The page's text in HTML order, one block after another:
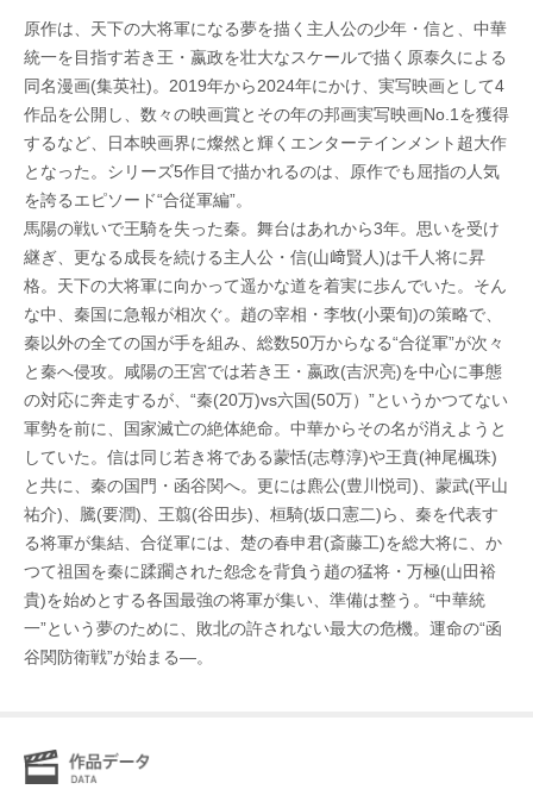
原作は、天下の大将軍になる夢を描く主人公の少年・信と、中華
統一を目指す若き王・嬴政を壮大なスケールで描く原泰久による
同名漫画(集英社)。2019年から2024年にかけ、実写映画として4
作品を公開し、数々の映画賞とその年の邦画実写映画No.1を獲得
するなど、日本映画界に燦然と輝くエンターテインメント超大作
となった。シリーズ5作目で描かれるのは、原作でも屈指の人気
を誇るエピソード“合従軍編”。
馬陽の戦いで王騎を失った秦。舞台はあれから3年。思いを受け
継ぎ、更なる成長を続ける主人公・信(山﨑賢人)は千人将に昇
格。天下の大将軍に向かって遥かな道を着実に歩んでいた。そん
な中、秦国に急報が相次ぐ。趙の宰相・李牧(小栗旬)の策略で、
秦以外の全ての国が手を組み、総数50万からなる“合従軍”が次々
と秦へ侵攻。咸陽の王宮では若き王・嬴政(吉沢亮)を中心に事態
の対応に奔走するが、“秦(20万)vs六国(50万）”というかつてない
軍勢を前に、国家滅亡の絶体絶命。中華からその名が消えようと
していた。信は同じ若き将である蒙恬(志尊淳)や王賁(神尾楓珠)
と共に、秦の国門・函谷関へ。更には麃公(豊川悦司)、蒙武(平山
祐介)、騰(要潤)、王翦(谷田歩)、桓騎(坂口憲二)ら、秦を代表す
る将軍が集結、合従軍には、楚の春申君(斎藤工)を総大将に、か
つて祖国を秦に蹂躙された怨念を背負う趙の猛将・万極(山田裕
貴)を始めとする各国最強の将軍が集い、準備は整う。“中華統
一”という夢のために、敗北の許されない最大の危機。運命の“函
谷関防衛戦”が始まる―。